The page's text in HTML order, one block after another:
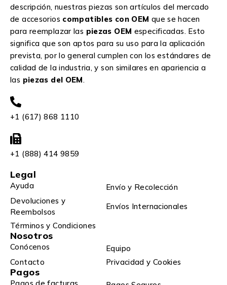
descripción, nuestras piezas son artículos del mercado
de accesorios compatibles con OEM que se hacen
para reemplazar las piezas OEM especificadas. Esto
significa que son aptos para su uso para la aplicación
prevista, por lo general cumplen con los estándares de
calidad de la industria, y son similares en apariencia a
las piezas del OEM.
+1 (617) 868 1110
+1 (888) 414 9859
Legal
Ayuda
Envío y Recolección
Devoluciones y
Reembolsos
Envíos Internacionales
Términos y Condiciones
Nosotros
Conócenos
Equipo
Contacto
Privacidad y Cookies
Pagos